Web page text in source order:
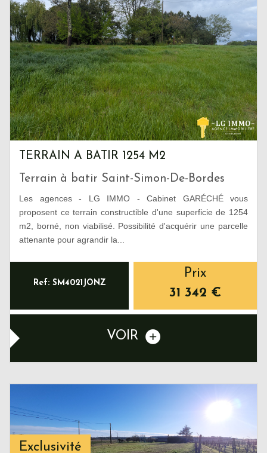
TERRAIN A BATIR 1254 M2
Terrain à batir Saint-Simon-De-Bordes
Les agences - LG IMMO - Cabinet GARÉCHÉ vous
proposent ce terrain constructible d'une superficie de 1254
m2, borné, non viabilisé. Possibilité d'acquérir une parcelle
attenante pour agrandir la...
Ref: SM4021JONZ
Prix
31 342 €
VOIR
Exclusivité